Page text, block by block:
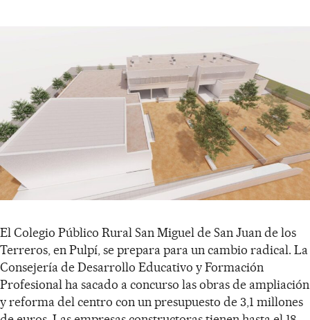
El Colegio Público Rural San Miguel de San Juan de los
Terreros, en Pulpí, se prepara para un cambio radical. La
Consejería de Desarrollo Educativo y Formación
Profesional ha sacado a concurso las obras de ampliación
y reforma del centro con un presupuesto de 3,1 millones